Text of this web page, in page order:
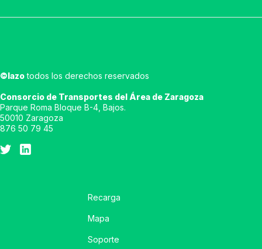
©lazotodos los derechos reservados
Consorcio de Transportes del Área de Zaragoza
Parque Roma Bloque B-4, Bajos.
50010 Zaragoza
876 50 79 45
Recarga
Mapa
Soporte